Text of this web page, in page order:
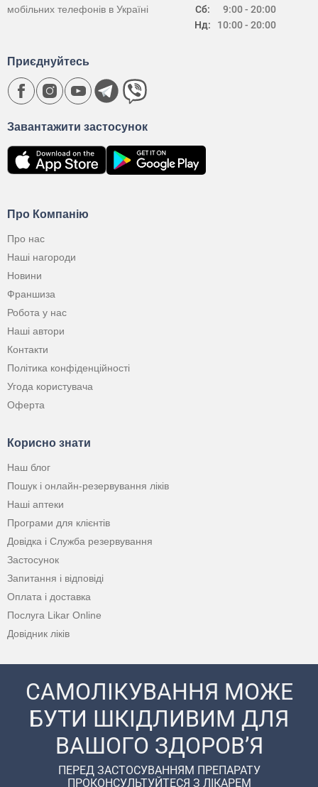
Сб:
Нд:
9:00 - 20:00
10:00 - 20:00
мобільних телефонів в Україні
Про Компанію
Про нас
Наші нагороди
Новини
Франшиза
Робота у нас
Наші автори
Контакти
Політика конфіденційності
Угода користувача
Оферта
Корисно знати
Наш блог
Пошук і онлайн-резервування ліків
Наші аптеки
Програми для клієнтів
Довідка і Служба резервування
Застосунок
Запитання і відповіді
Оплата і доставка
Послуга Likar Online
Довідник ліків
Завантажити застосунок
Приєднуйтесь
САМОЛІКУВАННЯ МОЖЕ
БУТИ ШКІДЛИВИМ ДЛЯ
ВАШОГО ЗДОРОВ’Я
ПЕРЕД ЗАСТОСУВАННЯМ ПРЕПАРАТУ
ПРОКОНСУЛЬТУЙТЕСЯ З ЛІКАРЕМ